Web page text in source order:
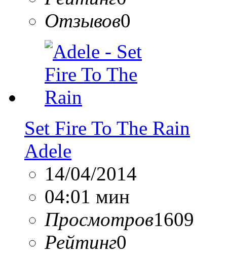
Отзывов0
Set Fire To The Rain
Adele
14/04/2014
04:01 мин
Просмотров1609
Рейтинг0